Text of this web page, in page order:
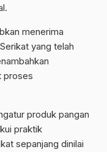
menerima
yang telah
proses
produk pangan
praktik
sepanjang dinilai